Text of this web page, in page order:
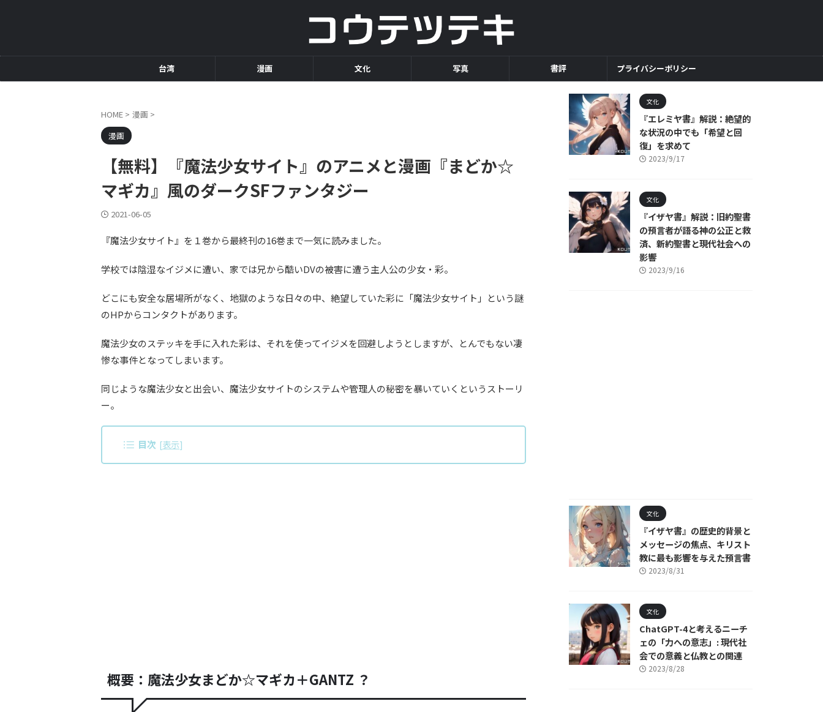
台湾 漫画 文化 写真 書評 プライバシーポリシー
HOME > 漫画 >
漫画
【無料】『魔法少女サイト』のアニメと漫画『まどか☆
マギカ』風のダークSFファンタジー
2021-06-05
『魔法少女サイト』を１巻から最終刊の16巻まで一気に読みました。
学校では陰湿なイジメに遭い、家では兄から酷いDVの被害に遭う主人公の少女・彩。
どこにも安全な居場所がなく、地獄のような日々の中、絶望していた彩に「魔法少女サイト」という謎
のHPからコンタクトがあります。
魔法少女のステッキを手に入れた彩は、それを使ってイジメを回避しようとしますが、とんでもない凄
惨な事件となってしまいます。
同じような魔法少女と出会い、魔法少女サイトのシステムや管理人の秘密を暴いていくというストーリ
ー。
目次 [表示]
概要：魔法少女まどか☆マギカ＋GANTZ ？
文化
『エレミヤ書』解説：絶望的
な状況の中でも「希望と回
復」を求めて
2023/9/17
文化
『イザヤ書』解説：旧約聖書
の預言者が語る神の公正と救
済、新約聖書と現代社会への
影響
2023/9/16
文化
『イザヤ書』の歴史的背景と
メッセージの焦点、キリスト
教に最も影響を与えた預言書
2023/8/31
文化
ChatGPT-4と考えるニーチ
ェの「力への意志」: 現代社
会での意義と仏教との関連
2023/8/28